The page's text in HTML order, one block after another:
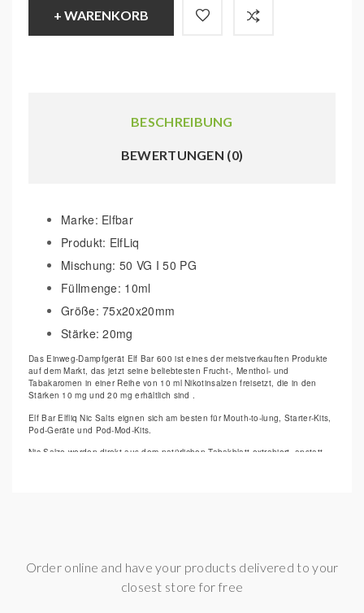
+ WARENKORB
BESCHREIBUNG
BEWERTUNGEN (0)
Marke: Elfbar
Produkt: ElfLiq
Mischung: 50 VG I 50 PG
Füllmenge: 10ml
Größe: 75x20x20mm
Stärke: 20mg
Das Einweg-Dampfgerät Elf Bar 600 ist eines der meistverkauften Produkte
auf dem Markt, das jetzt seine beliebtesten Frucht-, Menthol- und
Tabakaromen in einer Reihe von 10 ml Nikotinsalzen freisetzt, die in den
Stärken 10 mg und 20 mg erhältlich sind .
Elf Bar Elfliq Nic Salts eignen sich am besten für Mouth-to-lung, Starter-Kits,
Pod-Geräte und Pod-Mod-Kits.
Nic-Salze werden direkt aus dem natürlichen Tabakblatt extrahiert, anstatt
Order online and have your products delivered to your
closest store for free